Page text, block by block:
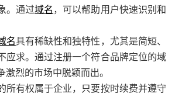
。通过域名 ，可以帮助用户快速识别和
名具有稀缺性和独特性，尤其是简短、
应求。通过注册一个符合品牌定位的域
烈的市场中脱颖而出。
所有权属于企业，只要按时续费并遵守